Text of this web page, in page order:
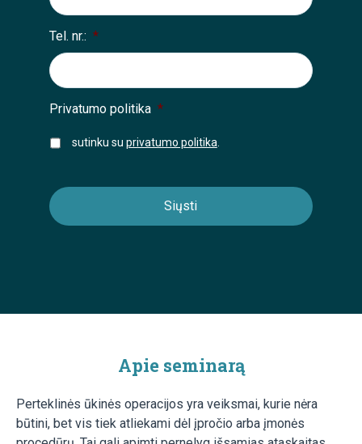
Tel. nr.: *
Privatumo politika *
sutinku su privatumo politika
Apie seminarą
Perteklinės ūkinės operacijos yra veiksmai, kurie nėra
būtini, bet vis tiek atliekami dėl įpročio arba įmonės